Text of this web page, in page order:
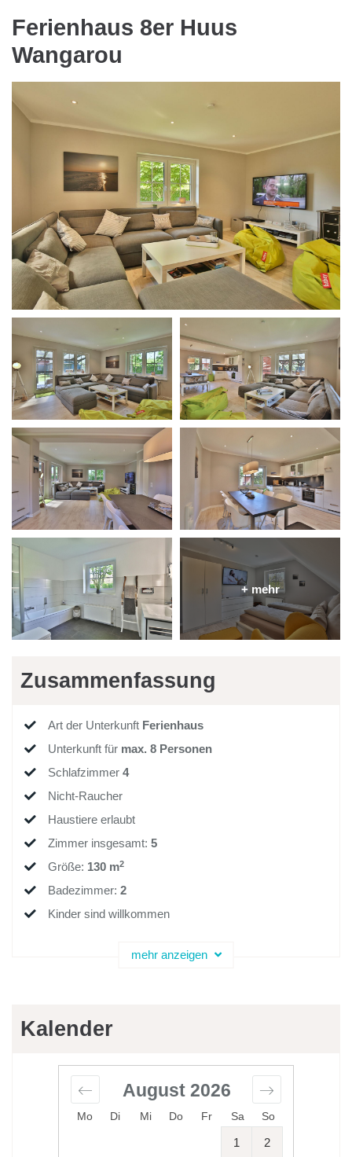
Ferienhaus 8er Huus
Wangarou
Zusammenfassung
Art der Unterkunft Ferienhaus
Unterkunft für max. 8 Personen
Schlafzimmer 4
Nicht-Raucher
Haustiere erlaubt
Zimmer insgesamt: 5
Größe: 130 m2
Badezimmer: 2
Kinder sind willkommen
mehr anzeigen
Kalender
Mo Di Mi Do Fr Sa So
August 2026
1 2